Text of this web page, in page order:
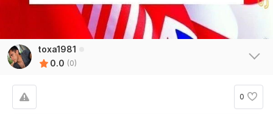
toxa1981
0.0 (0)
0